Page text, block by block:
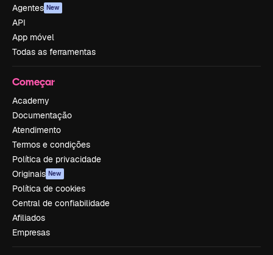
Agentes New
API
App móvel
Todas as ferramentas
Começar
Academy
Documentação
Atendimento
Termos e condições
Política de privacidade
Originais New
Política de cookies
Central de confiabilidade
Afiliados
Empresas